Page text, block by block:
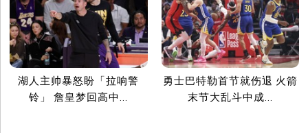
湖人主帅暴怒盼「拉响警
铃」 詹皇梦回高中...
勇士巴特勒首节就伤退 火箭
末节大乱斗中成...